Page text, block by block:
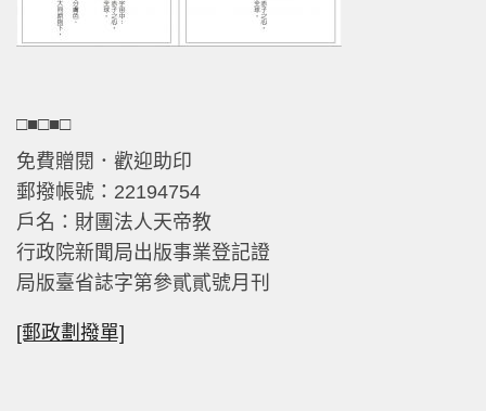
□■□■□
免費贈閱．歡迎助印
郵撥帳號：22194754
戶名：財團法人天帝教
行政院新聞局出版事業登記證
局版臺省誌字第參貳貳號月刊
[郵政劃撥單]